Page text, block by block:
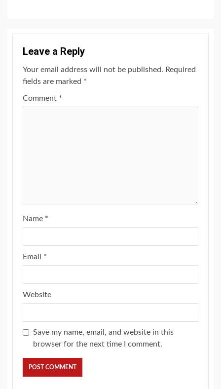
Leave a Reply
Your email address will not be published. Required
fields are marked *
Comment *
Name *
Email *
Website
Save my name, email, and website in this
browser for the next time I comment.